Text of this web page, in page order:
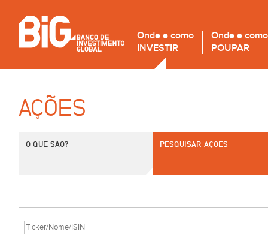
Onde e como
INVESTIR
Onde e como
POUPAR
AÇÕES
O QUE SÃO? PESQUISAR AÇÕES